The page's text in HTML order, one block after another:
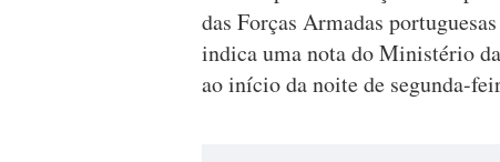
das Forças Armadas
indica uma nota do Ministério
ao início da noite de segunda-